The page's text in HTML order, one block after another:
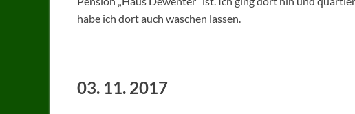
habe ich dort auch waschen lassen.
03. 11. 2017